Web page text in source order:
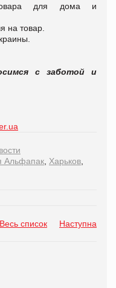
для дома и
на товар.
с заботой и
Альфапак Харьков
Весь список Наступна